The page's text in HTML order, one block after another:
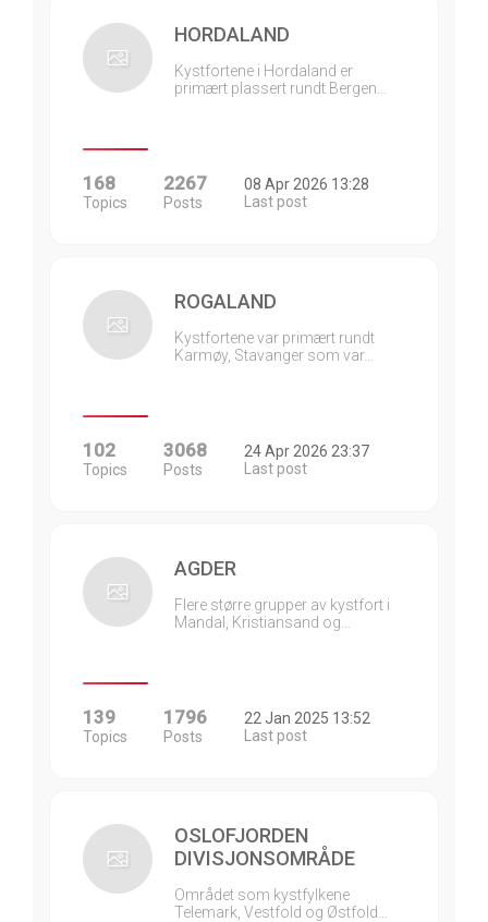
HORDALAND
Kystfortene i Hordaland er
primært plassert rundt Bergen…
168
Topics
2267
Posts
08 Apr 2026 13:28
Last post
ROGALAND
Kystfortene var primært rundt
Karmøy, Stavanger som var…
102
Topics
3068
Posts
24 Apr 2026 23:37
Last post
AGDER
Flere større grupper av kystfort i
Mandal, Kristiansand og…
139
Topics
1796
Posts
22 Jan 2025 13:52
Last post
OSLOFJORDEN
DIVISJONSOMRÅDE
Området som kystfylkene
Telemark, Vestfold og Østfold…